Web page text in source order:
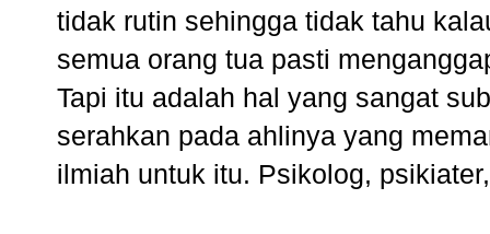
tidak rutin sehingga tidak tahu
semua orang tua pasti
Tapi itu adalah hal yang sangat
serahkan pada ahlinya yang
ilmiah untuk itu. Psikolog,